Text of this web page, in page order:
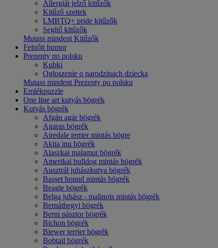
Allergiát jelző kitűzők
Kitűző szettek
LMBTQ+ pride kitűzők
Segítő kitűzők
Mutass mindent Kitűzők
Felnőtt humor
Prezenty po polsku
Kubki
Ogłoszenie o narodzinach dziecka
Mutass mindent Prezenty po polsku
Emlékpuzzle
One line art kutyás bögrék
Kutyás bögrék
Afgán agár bögrék
Agaras bögrék
Airedale terrier mintás bögre
Akita inu bögrék
Alaszkai malamut bögrék
Amerikai bulldog mintás bögrék
Ausztrál juhászkutya bögrék
Basset hound mintás bögrék
Beagle bögrék
Belga juhász - malinois mintás bögrék
Bernáthegyi bögrék
Berni pásztor bögrék
Bichon bögrék
Biewer terrier bögrék
Bobtail bögrék